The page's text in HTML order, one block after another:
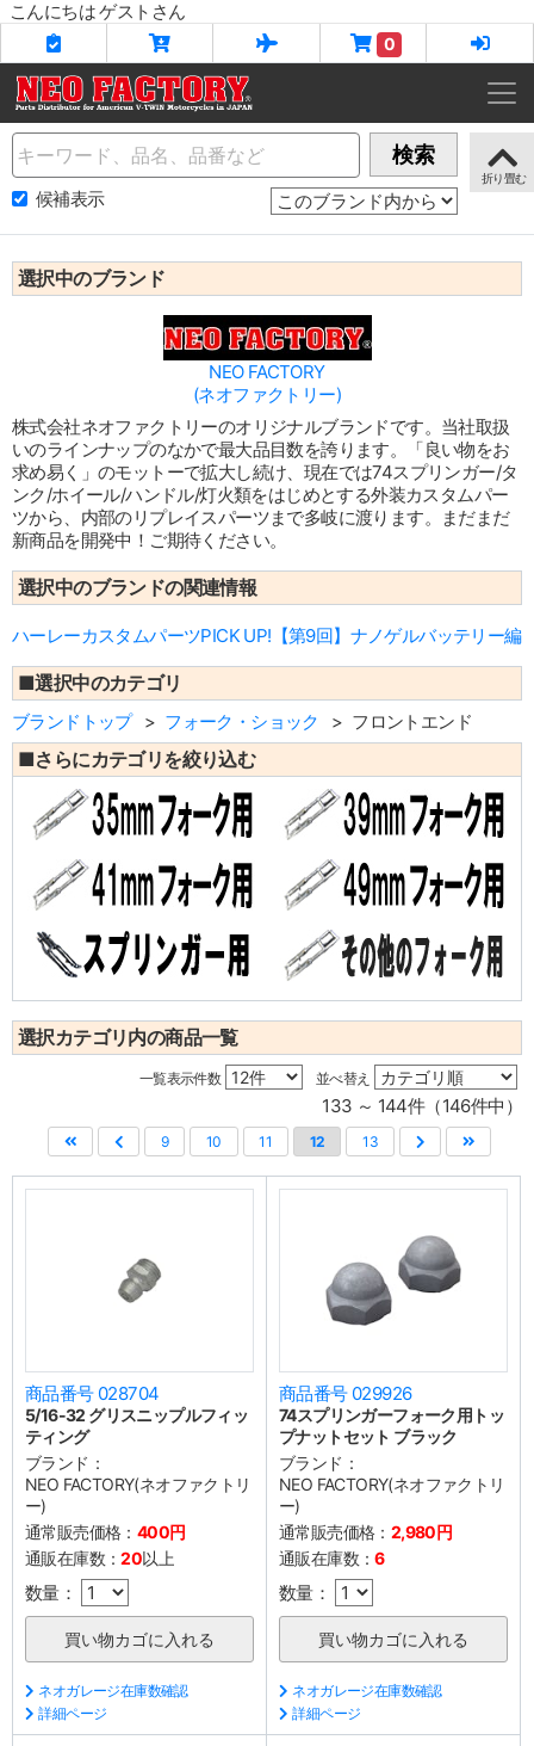
こんにちは ゲストさん
0
Name 検索
候補表示
選択中のブランド
NEO FACTORY
(ネオファクトリー)
株式会社ネオファクトリーのオリジナルブランドです。当社取扱
いのラインナップのなかで最大品目数を誇ります。「良い物をお
求め易く」のモットーで拡大し続け、現在では74スプリンガー/タ
ンク/ホイール/ハンドル/灯火類をはじめとする外装カスタムパー
ツから、内部のリプレイスパーツまで多岐に渡ります。まだまだ
新商品を開発中！ご期待ください。
選択中のブランドの関連情報
ハーレーカスタムパーツPICK UP!【第9回】ナノゲルバッテリー編
■選択中のカテゴリ
ブランドトップ フォーク・ショック フロントエンド
■さらにカテゴリを絞り込む
選択カテゴリ内の商品一覧
一覧表示件数 並べ替え
133 ～ 144件（146件中）
9 10 11 12 13
商品番号 028704
5/16-32 グリスニップルフィッ
ティング
ブランド：
NEO FACTORY(ネオファクトリ
ー)
通常販売価格： 400円
通販在庫数：20以上
数量：
ネオガレージ在庫数確認
詳細ページ
商品番号 029926
74スプリンガーフォーク用トッ
プナットセット ブラック
ブランド：
NEO FACTORY(ネオファクトリ
ー)
通常販売価格： 2,980円
通販在庫数：6
数量：
ネオガレージ在庫数確認
詳細ページ